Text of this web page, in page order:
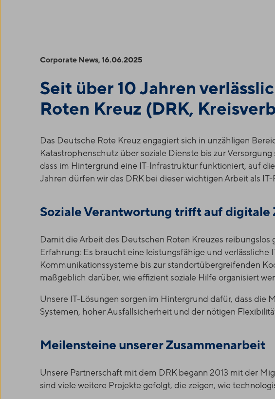
Corporate News, 16.06.2025
Seit über 10 Jahren
Roten Kreuz (DRK,
Das Deutsche Rote Kreuz engagiert sich in unzähligen
Katastrophenschutz über soziale Dienste bis zur
dass im Hintergrund eine IT-Infrastruktur funktioniert, auf
Jahren dürfen wir das DRK bei dieser wichtigen Arbeit als
Soziale Verantwortung trifft auf digitale
Damit die Arbeit des Deutschen Roten Kreuzes
Erfahrung: Es braucht eine leistungsfähige und
Kommunikationssysteme bis zur standortübergreifenden
maßgeblich darüber, wie effizient soziale Hilfe organisiert
Unsere IT-Lösungen sorgen im Hintergrund dafür, dass
Systemen, hoher Ausfallsicherheit und der nötigen
Meilensteine unserer Zusammenarbeit
Unsere Partnerschaft mit dem DRK begann 2013 mit der
sind viele weitere Projekte gefolgt, die zeigen, wie